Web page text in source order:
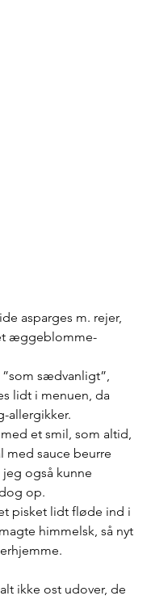
asparges m. rejer,
æggeblomme-
”som sædvanligt”,
lidt i menuen, da
allergikker.
et smil, som altid,
med sauce beurre
jeg også kunne
op.
pisket lidt fløde ind i
himmelsk, så nyt
ikke ost udover, de